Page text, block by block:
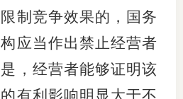
制竞争效果的，国务
应当作出禁止经营者
，经营者能够证明该
有利影响明显大于不